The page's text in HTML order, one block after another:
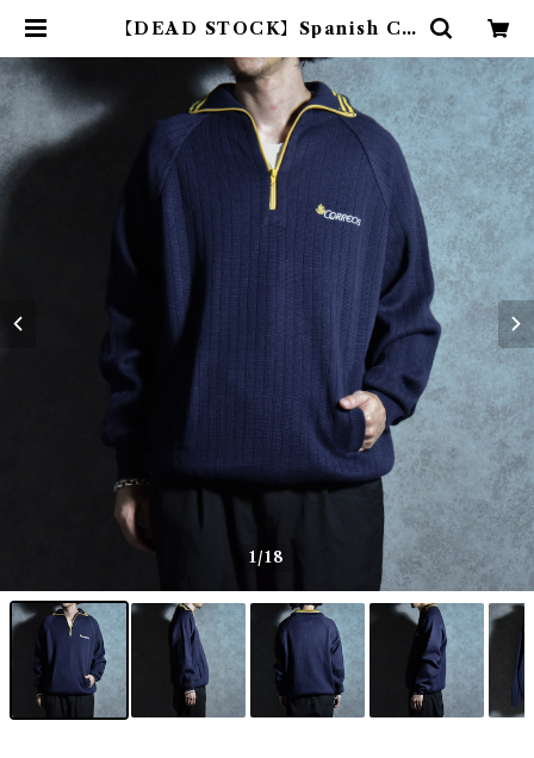
【DEAD STOCK】Spanish CO
ペイン郵政 ハーフジップ セーター |
mark & collars (マークアンドカ
ラーズ)
1/18